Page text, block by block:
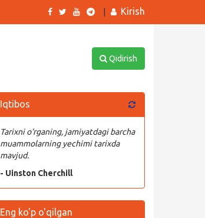
Kirish
Qidirish
Iqtibos
Tarixni o‘rganing, jamiyatdagi barcha
muammolarning yechimi tarixda
mavjud.
- Uinston Cherchill
Eng ko'p o'qilgan